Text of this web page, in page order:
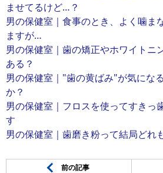
ませてるけど…？
男の保健室｜食事のとき、よく噛ま
ますが…
男の保健室｜歯の矯正やホワイトニ
ある？
男の保健室｜"歯の黄ばみ"が気にな
か？
男の保健室｜フロスを使ってすきっ
す
男の保健室｜歯磨き粉って結局どれ
前の記事